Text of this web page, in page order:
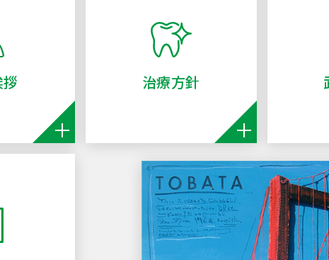
治療方針